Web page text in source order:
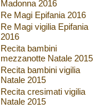
Madonna 2016
Re Magi Epifania 2016
Re Magi vigilia Epifania
2016
Recita bambini
mezzanotte Natale 2015
Recita bambini vigilia
Natale 2015
Recita cresimati vigilia
Natale 2015